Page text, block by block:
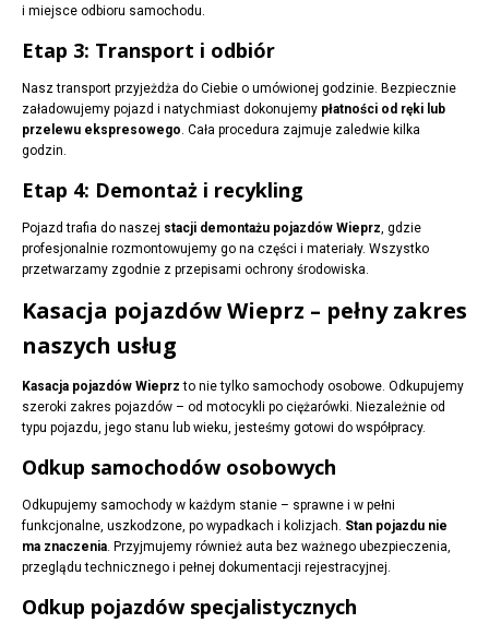
i miejsce odbioru samochodu.
Etap 3: Transport i odbiór
Nasz transport przyjeżdża do Ciebie o umówionej godzinie. Bezpiecznie
załadowujemy pojazd i natychmiast dokonujemy płatności od ręki lub
przelewu ekspresowego. Cała procedura zajmuje zaledwie kilka
godzin.
Etap 4: Demontaż i recykling
Pojazd trafia do naszej stacji demontażu pojazdów Wieprz, gdzie
profesjonalnie rozmontowujemy go na części i materiały. Wszystko
przetwarzamy zgodnie z przepisami ochrony środowiska.
Kasacja pojazdów Wieprz – pełny zakres
naszych usług
Kasacja pojazdów Wieprz to nie tylko samochody osobowe. Odkupujemy
szeroki zakres pojazdów – od motocykli po ciężarówki. Niezależnie od
typu pojazdu, jego stanu lub wieku, jesteśmy gotowi do współpracy.
Odkup samochodów osobowych
Odkupujemy samochody w każdym stanie – sprawne i w pełni
funkcjonalne, uszkodzone, po wypadkach i kolizjach. Stan pojazdu nie
ma znaczenia. Przyjmujemy również auta bez ważnego ubezpieczenia,
przeglądu technicznego i pełnej dokumentacji rejestracyjnej.
Odkup pojazdów specjalistycznych